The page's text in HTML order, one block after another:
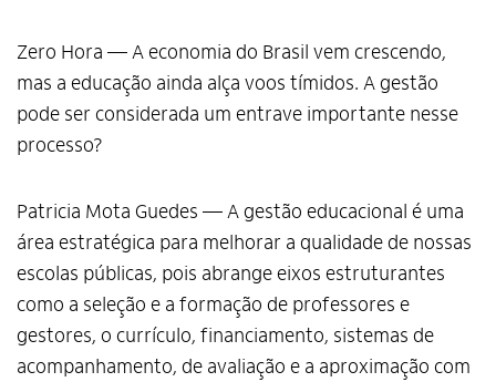
Zero Hora — A economia do Brasil vem crescendo,
mas a educação ainda alça voos tímidos. A gestão
pode ser considerada um entrave importante nesse
processo?
Patricia Mota Guedes — A gestão educacional é uma
área estratégica para melhorar a qualidade de nossas
escolas públicas, pois abrange eixos estruturantes
como a seleção e a formação de professores e
gestores, o currículo, financiamento, sistemas de
acompanhamento, de avaliação e a aproximação com